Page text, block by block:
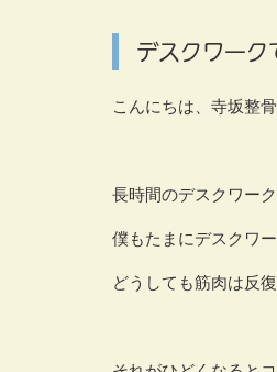
デスクワー
こんにちは、寺坂整
長時間のデスクワー
僕もたまにデスクワ
どうしても筋肉は反